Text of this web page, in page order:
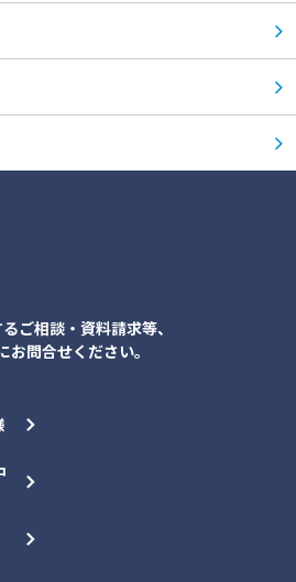
ご相談・資料請求等、
お問合せください。